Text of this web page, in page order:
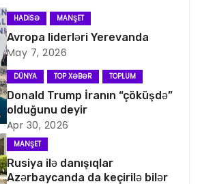
HADISƏ MANŞET
Avropa liderləri Yerevanda
May 7, 2026
DÜNYA TOP XƏBƏR TOPLUM
Donald Trump İranın “çöküşdə”
olduğunu deyir
Apr 30, 2026
MANŞET
Rusiya ilə danışıqlar
Azərbaycanda da keçirilə bilər